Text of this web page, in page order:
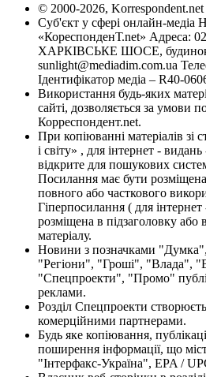
© 2000-2026, Korrespondent.net
Суб'єкт у сфері онлайн-медіа
«КореспонденТ.net» Адреса:
ХАРКІВСЬКЕ ШОСЕ, будинок
sunlight@mediadim.com.ua
Ідентифікатор медіа – R40-
Використання будь-яких
сайті, дозволяється за умови
Корреспондент.net.
При копіюванні матеріалів зі
і світу» , для інтернет -
відкрите для пошукових
Посилання має бути
повного або часткового
Гіперпосилання ( для
розміщена в підзаголовку або
матеріалу.
Новини з позначками
"Регіони", "Гроші", "Влада",
"Спецпроекти", "Промо"
реклами.
Розділ Спецпроекти
комерційними партнерами.
Будь яке копіювання,
поширення інформації, що
"Інтерфакс-Україна", EPA /